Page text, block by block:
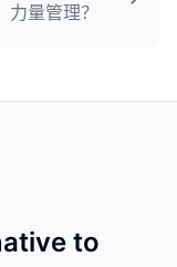
力量管理？
to